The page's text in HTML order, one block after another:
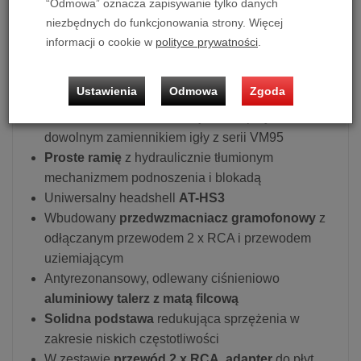
paskowym
Obsługa dwóch prędkości obrotu płyty:
Wbudowany moduł
Bluetooth 5.2
z obsługą
kodekaaptX
dowolnym zamiennikiem igły z serii VM95
Proste ramię z hydraulicznie tłumionym
mechanizmem podnoszenia i blokadą
Uniwersalny headshell AT-HS3
Wbudowany przedwzmacniacz gramofonowy z
odłączanym przewodem 2 x RCA i przewodem
uziemiającym
Antyrezonansowy, odlewany ciśnieniowo
aluminiowy talerz z matą filcową
Solidna podstawa redukująca sprzężenia w
zakresie niskich częstotliwości
“Odmowa” oznacza zapisywanie tylko danych
niezbędnych do funkcjonowania strony. Więcej
informacji o cookie w polityce prywatności
Ustawienia Odmowa Zgoda